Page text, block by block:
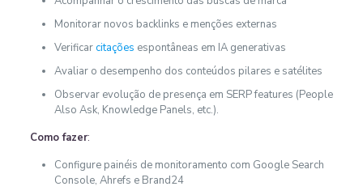
Monitorar novos backlinks e menções externas
Verificarcitações espontâneas em IA generativas
Avaliar o desempenho dos conteúdos pilares e satélites
Observar evolução de presença em SERP features (People
Also Ask, Knowledge Panels, etc.).
Como fazer:
Configure painéis de monitoramento com Google Search
Console, Ahrefs e Brand24